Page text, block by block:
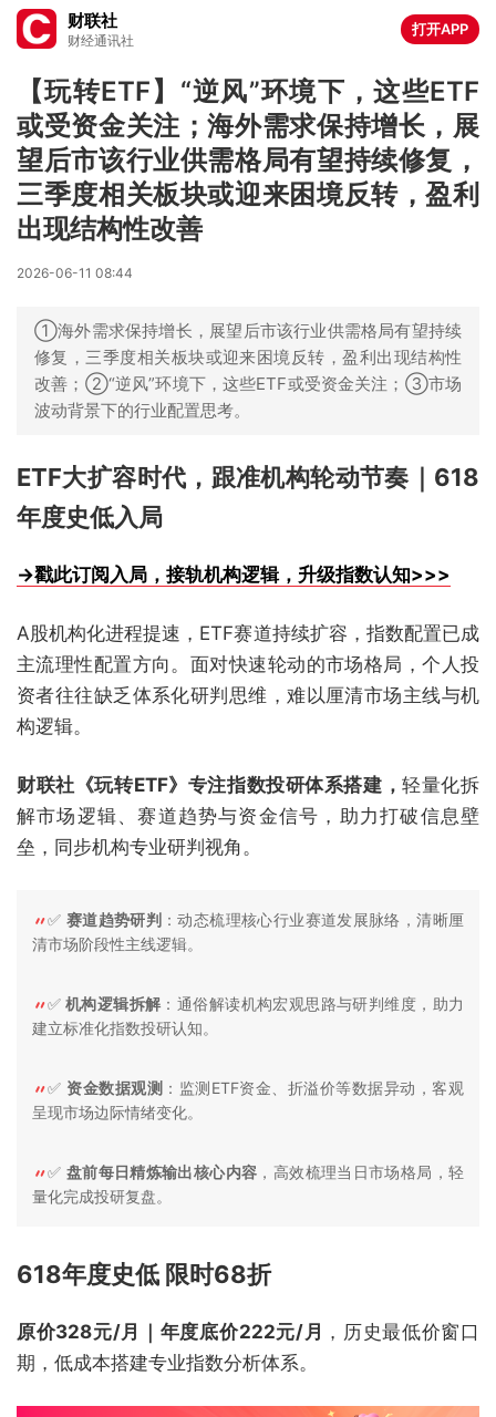
财联社
财经通讯社
打开APP
【玩转ETF】“逆风”环境下，这些ETF
或受资金关注；海外需求保持增长，展
望后市该行业供需格局有望持续修复，
三季度相关板块或迎来困境反转，盈利
出现结构性改善
2026-06-11 08:44
①海外需求保持增长，展望后市该行业供需格局有望持续
修复，三季度相关板块或迎来困境反转，盈利出现结构性
改善；②“逆风”环境下，这些ETF或受资金关注；③市场
波动背景下的行业配置思考。
ETF大扩容时代，跟准机构轮动节奏｜618
年度史低入局
→戳此订阅入局，接轨机构逻辑，升级指数认知>>>
A股机构化进程提速，ETF赛道持续扩容，指数配置已成
主流理性配置方向。面对快速轮动的市场格局，个人投
资者往往缺乏体系化研判思维，难以厘清市场主线与机
构逻辑。
财联社《玩转ETF》专注指数投研体系搭建，轻量化拆
解市场逻辑、赛道趋势与资金信号，助力打破信息壁
垒，同步机构专业研判视角。
✅ 赛道趋势研判 ：动态梳理核心行业赛道发展脉络，清晰厘
清市场阶段性主线逻辑。
✅ 机构逻辑拆解 ：通俗解读机构宏观思路与研判维度，助力
建立标准化指数投研认知。
✅ 资金数据观测 ：监测ETF资金、折溢价等数据异动，客观
呈现市场边际情绪变化。
✅ 盘前每日精炼输出核心内容 ，高效梳理当日市场格局，轻
量化完成投研复盘。
618年度史低 限时68折
原价328元/月｜年度底价222元/月 ，历史最低价窗口
期，低成本搭建专业指数分析体系。